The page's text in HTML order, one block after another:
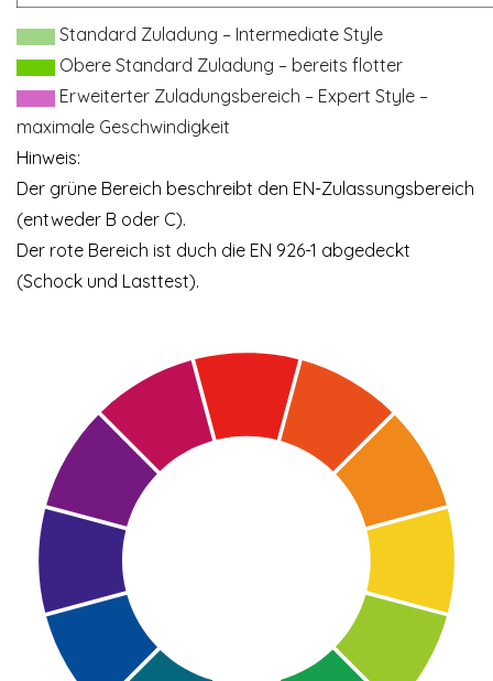
Standard Zuladung – Intermediate Style
Obere Standard Zuladung – bereits flotter
Erweiterter Zuladungsbereich – Expert Style –
maximale Geschwindigkeit
Hinweis:
Der grüne Bereich beschreibt den EN-Zulassungsbereich
(entweder B oder C).
Der rote Bereich ist duch die EN 926-1 abgedeckt
(Schock und Lasttest).